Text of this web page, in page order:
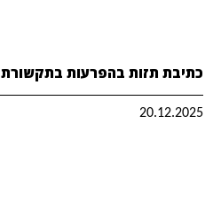
כתיבת תזות בהפרעות בתקשורת
20.12.2025